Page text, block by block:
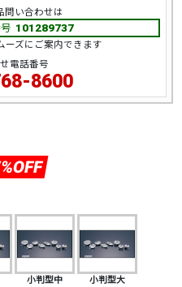
小判型中 小判型大
問い合わせは
101289737
ーズにご案内できます
電話番号
8600